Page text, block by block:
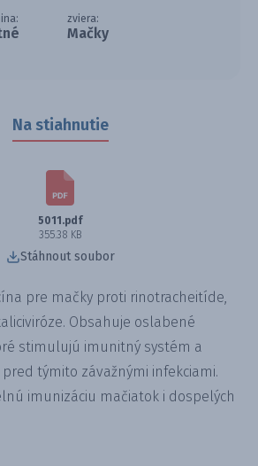
zviera:
Mačky
Na stiahnutie
5011.pdf
355.38 KB
Stáhnout soubor
pre mačky proti rinotracheitíde,
Obsahuje oslabené
stimulujú imunitný systém a
týmito závažnými infekciami.
imunizáciu mačiatok i dospelých